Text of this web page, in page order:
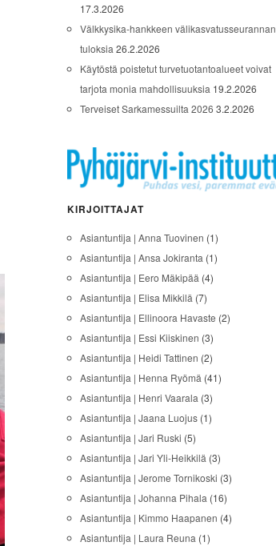
17.3.2026
Välkkysika-hankkeen välikasvatusseurannan
tuloksia 26.2.2026
Käytöstä poistetut turvetuotantoalueet voivat
tarjota monia mahdollisuuksia 19.2.2026
Terveiset Sarkamessuilta 2026 3.2.2026
KIRJOITTAJAT
Asiantuntija | Anna Tuovinen (1)
Asiantuntija | Ansa Jokiranta (1)
Asiantuntija | Eero Mäkipää (4)
Asiantuntija | Elisa Mikkilä (7)
Asiantuntija | Ellinoora Havaste (2)
Asiantuntija | Essi Kiiskinen (3)
Asiantuntija | Heidi Tattinen (2)
Asiantuntija | Henna Ryömä (41)
Asiantuntija | Henri Vaarala (3)
Asiantuntija | Jaana Luojus (1)
Asiantuntija | Jari Ruski (5)
Asiantuntija | Jari Yli-Heikkilä (3)
Asiantuntija | Jerome Tornikoski (3)
Asiantuntija | Johanna Pihala (16)
Asiantuntija | Kimmo Haapanen (4)
Asiantuntija | Laura Reuna (1)